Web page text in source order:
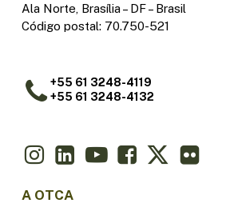
Ala Norte, Brasília – DF – Brasil
Código postal: 70.750-521
+55 61 3248-4119
+55 61 3248-4132
A OTCA